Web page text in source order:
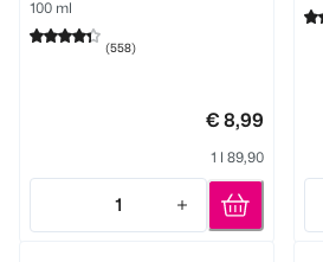
100 ml
(558)
€ 8,99
1 l 89,90
1
Quantity: 1